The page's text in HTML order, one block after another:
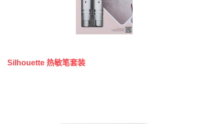
Silhouette 热敏笔套装